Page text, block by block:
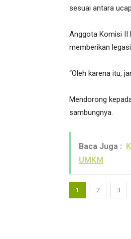
sesuai antara
Anggota Komisi II
memberikan
“Oleh karena itu,
Mendorong
sambungnya.
Baca Juga :
UMKM
1 2 3